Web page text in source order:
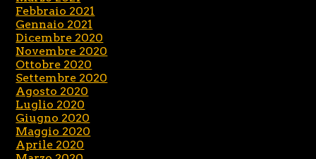
Febbraio 2021
Gennaio 2021
Dicembre 2020
Novembre 2020
Ottobre 2020
Settembre 2020
Agosto 2020
Luglio 2020
Giugno 2020
Maggio 2020
Aprile 2020